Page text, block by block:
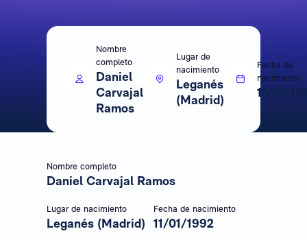
Nombre
completo
Daniel
Carvajal
Ramos
Lugar de
nacimiento
Leganés
(Madrid)
Fecha de
nacimiento
11/01/
Nombre completo
Daniel Carvajal Ramos
Lugar de nacimiento
Leganés (Madrid)
Fecha de nacimiento
11/01/1992